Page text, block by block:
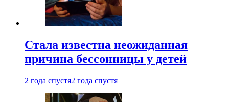
Стала известна неожиданная
причина бессонницы у детей
2 года спустя2 года спустя